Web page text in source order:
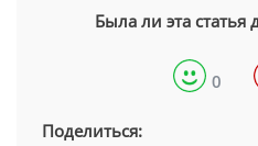
Была ли эта статья
0
Поделиться: